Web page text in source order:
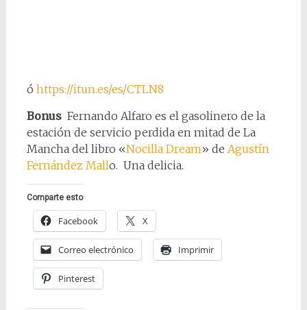
ó https://itun.es/es/CTLN8
Bonus Fernando Alfaro es el gasolinero de la
estación de servicio perdida en mitad de La
Mancha del libro «Nocilla Dream» de Agustín
Fernández Mallo. Una delicia.
Comparte esto
Facebook X
Correo electrónico Imprimir
Pinterest